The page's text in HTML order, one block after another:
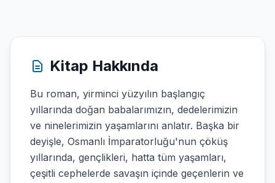
Kitap Hakkında
Bu roman, yirminci yüzyılın başlangıç
yıllarında doğan babalarımızın, dedelerimizin
ve ninelerimizin yaşamlarını anlatır. Başka bir
deyişle, Osmanlı İmparatorluğu'nun çöküş
yıllarında, gençlikleri, hatta tüm yaşamları,
çeşitli cephelerde savaşın içinde geçenlerin ve